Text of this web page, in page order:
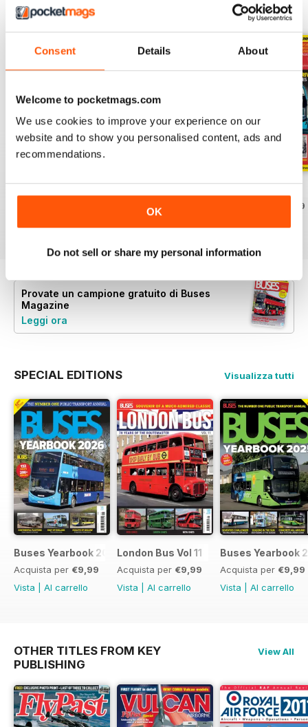
Consent Details About
Welcome to pocketmags.com
We use cookies to improve your experience on our
website and to show you personalised content, ads and
recommendations.
OK
Do not sell or share my personal information
EDIZIONI INDIETRO Visualizza tutti
Acquista per
€6,99
Provate un campione gratuito di Buses
Magazine
Leggi ora
SPECIAL EDITIONS Visualizza tutti
Buses Yearbook 2026
Acquista per €9,99
Vista
Al carrello
London Bus Vol 11
Acquista per €9,99
Vista
Al carrello
Buses Yearbook
Acquista per €9,99
Vista
Al carrello
OTHER TITLES FROM KEY
PUBLISHING
View All